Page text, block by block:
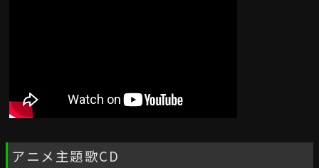
アニメ主題歌CD